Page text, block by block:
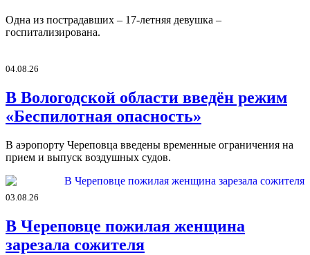
Одна из пострадавших – 17-летняя девушка –
госпитализирована.
04.08.26
В Вологодской области введён режим
«Беспилотная опасность»
В аэропорту Череповца введены временные ограничения на
прием и выпуск воздушных судов.
03.08.26
В Череповце пожилая женщина
зарезала сожителя